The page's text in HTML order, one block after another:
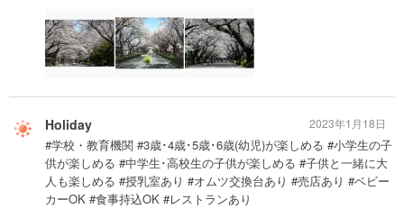
Holiday
#学校・教育機関 #3歳･4歳･5歳･6歳(幼児)が楽しめる #小学生の子
供が楽しめる #中学生･高校生の子供が楽しめる #子供と一緒に大
人も楽しめる #授乳室あり #オムツ交換台あり #売店あり #ベビー
カーOK #食事持込OK #レストランあり
2023年1月18日